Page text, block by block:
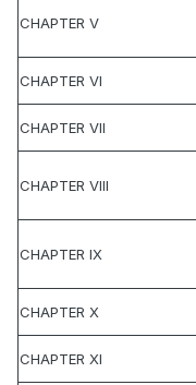
CHAPTER V
CHAPTER VI
CHAPTER VII
CHAPTER VIII
CHAPTER IX
CHAPTER X
CHAPTER XI